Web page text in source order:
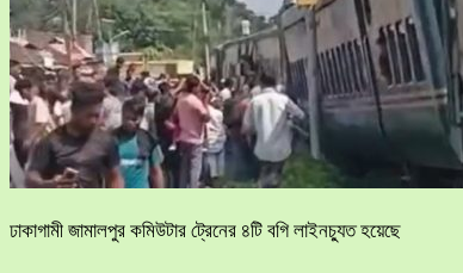
ঢাকাগামী জামালপুর কমিউটার ট্রেনের ৪টি বগি লাইনচ্যুত হয়েছে